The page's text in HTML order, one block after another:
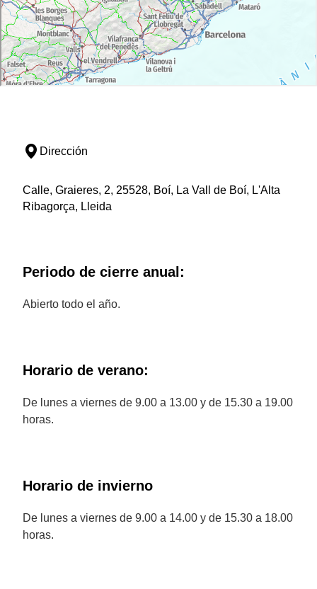
Dirección
Calle, Graieres, 2, 25528, Boí, La Vall de Boí, L'Alta
Ribagorça, Lleida
Periodo de cierre anual:
Abierto todo el año.
Horario de verano:
De lunes a viernes de 9.00 a 13.00 y de 15.30 a 19.00
horas.
Horario de invierno
De lunes a viernes de 9.00 a 14.00 y de 15.30 a 18.00
horas.